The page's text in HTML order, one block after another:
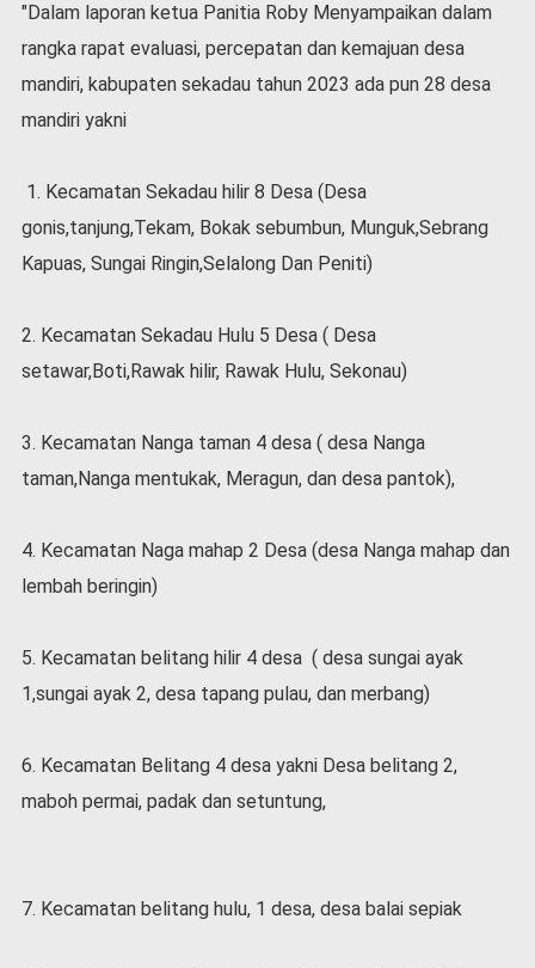
i
a
l
h
r
a
g
a
p
i
B
e
t
a
v
d
1
9
o
"Dalam laporan ketua Panitia Roby Menyampaikan dalam
rangka rapat evaluasi, percepatan dan kemajuan desa
mandiri, kabupaten sekadau tahun 2023 ada pun 28 desa
mandiri yakni
1. Kecamatan Sekadau hilir 8 Desa (Desa
gonis,tanjung,Tekam, Bokak sebumbun, Munguk,Sebrang
Kapuas, Sungai Ringin,Selalong Dan Peniti)
2. Kecamatan Sekadau Hulu 5 Desa ( Desa
setawar,Boti,Rawak hilir, Rawak Hulu, Sekonau)
3. Kecamatan Nanga taman 4 desa ( desa Nanga
taman,Nanga mentukak, Meragun, dan desa pantok),
4. Kecamatan Naga mahap 2 Desa (desa Nanga mahap dan
lembah beringin)
5. Kecamatan belitang hilir 4 desa ( desa sungai ayak
1,sungai ayak 2, desa tapang pulau, dan merbang)
6. Kecamatan Belitang 4 desa yakni Desa belitang 2,
maboh permai, padak dan setuntung,
7. Kecamatan belitang hulu, 1 desa, desa balai sepiak